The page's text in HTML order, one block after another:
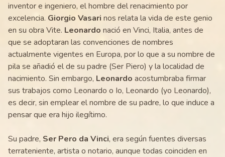
inventor e ingeniero, el hombre del renacimiento por
excelencia. Giorgio Vasari nos relata la vida de este genio
en su obra Vite. Leonardo nació en Vinci, Italia, antes de
que se adoptaran las convenciones de nombres
actualmente vigentes en Europa, por lo que a su nombre de
pila se añadió el de su padre (Ser Piero) y la localidad de
nacimiento. Sin embargo, Leonardo acostumbraba firmar
sus trabajos como Leonardo o Io, Leonardo (yo Leonardo),
es decir, sin emplear el nombre de su padre, lo que induce a
pensar que era hijo ilegítimo.
Su padre, Ser Pero da Vinci, era según fuentes diversas
terrateniente, artista o notario, aunque todas coinciden en